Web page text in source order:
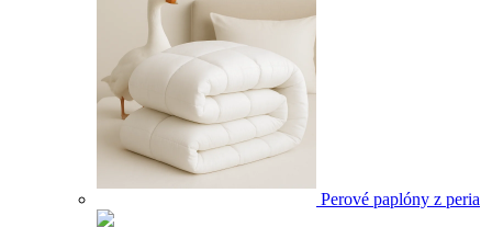
Perové paplóny z peria